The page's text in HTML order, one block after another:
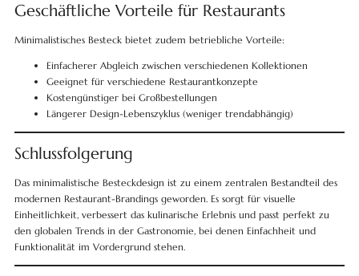
Geschäftliche Vorteile für Restaurants
Minimalistisches Besteck bietet zudem betriebliche Vorteile:
Einfacherer Abgleich zwischen verschiedenen Kollektionen
Geeignet für verschiedene Restaurantkonzepte
Kostengünstiger bei Großbestellungen
Längerer Design-Lebenszyklus (weniger trendabhängig)
Schlussfolgerung
Das minimalistische Besteckdesign ist zu einem zentralen Bestandteil des
modernen Restaurant-Brandings geworden. Es sorgt für visuelle
Einheitlichkeit, verbessert das kulinarische Erlebnis und passt perfekt zu
den globalen Trends in der Gastronomie, bei denen Einfachheit und
Funktionalität im Vordergrund stehen.